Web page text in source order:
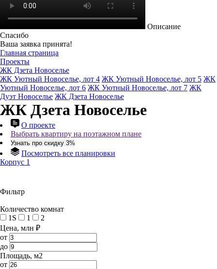
Описание
Спасибо
Ваша заявка принята!
Главная страница
Проекты
ЖК Дзета Новоселье
ЖК Уютный Новоселье, лот 4 ЖК Уютный Новоселье, лот 5 ЖК
Уютный Новоселье, лот 6 ЖК Уютный Новоселье, лот 7 ЖК
Дуэт Новоселье ЖК Дзета Новоселье
ЖК Дзета Новоселье
О проекте
Выбрать квартиру на поэтажном плане
Узнать про скидку 3%
Посмотреть все планировки
Корпус 1
Фильтр
Количество комнат
1S
1
2
Цена, млн ₽
от
до
Площадь, м2
от